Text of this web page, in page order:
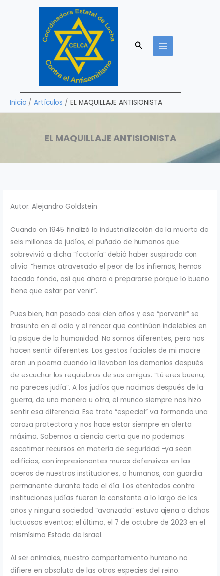
Buscar
Inicio Artículos EL MAQUILLAJE ANTISIONISTA
EL MAQUILLAJE ANTISIONISTA
Autor: Alejandro Goldstein
Cuando en 1945 finalizó la industrialización de la muerte de
seis millones de judíos, el puñado de humanos que
sobrevivió a dicha “factoría” debió haber suspirado con
alivio: “hemos atravesado el peor de los infiernos, hemos
tocado fondo, así que ahora a prepararse porque lo bueno
tiene que estar por venir”.
Pues bien, han pasado casi cien años y ese “porvenir” se
trasunta en el odio y el rencor que continúan indelebles en
la psique de la humanidad. No somos diferentes, pero nos
hacen sentir diferentes. Los gestos faciales de mi madre
eran un poema cuando la llevaban los demonios después
de escuchar los requiebros de sus amigas: “tú eres buena,
no pareces judía”. A los judíos que nacimos después de la
guerra, de una manera u otra, el mundo siempre nos hizo
sentir esa diferencia. Ese trato “especial” va formando una
coraza protectora y nos hace estar siempre en alerta
máxima. Sabemos a ciencia cierta que no podemos
escatimar recursos en materia de seguridad -ya sean
edificios, con impresionantes muros defensivos en las
aceras de nuestras instituciones, o humanos, con guardia
permanente durante todo el día. Los atentados contra
instituciones judías fueron la constante a lo largo de los
años y ninguna sociedad “avanzada” estuvo ajena a dichos
luctuosos eventos; el último, el 7 de octubre de 2023 en el
mismísimo Estado de Israel.
Al ser animales, nuestro comportamiento humano no
difiere en absoluto de las otras especies del reino.